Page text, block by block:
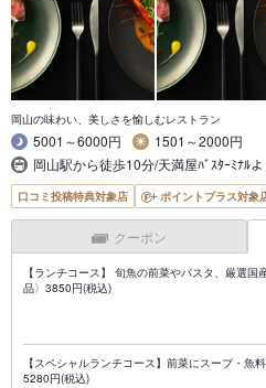
岡山の味わい、美しさを愉しむレストラン
5001～6000円
1501～2000円
岡山駅から徒歩10分/天満屋ﾊﾞｽﾀｰﾐﾅﾙ
口コミ投稿特典対象店 ポイントプラス対象
クーポン
【ランチコース】 旬魚の前菜やパスタ、厳選
品〉3850円(税込)
【スペシャルランチコース】前菜にスープ・魚
5280円(税込)